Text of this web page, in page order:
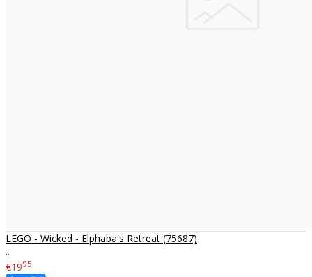
LEGO - Wicked - Elphaba's Retreat (75687)
..
€1995